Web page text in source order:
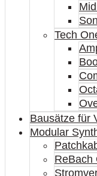
Tech
Bausätze für
Modular
ReBach